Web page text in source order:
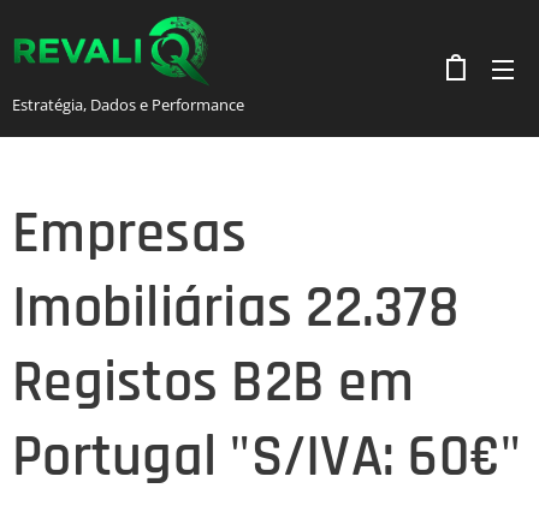
Estratégia, Dados e Performance
Empresas
Imobiliárias 22.378
Registos B2B em
Portugal "S/IVA: 60€"